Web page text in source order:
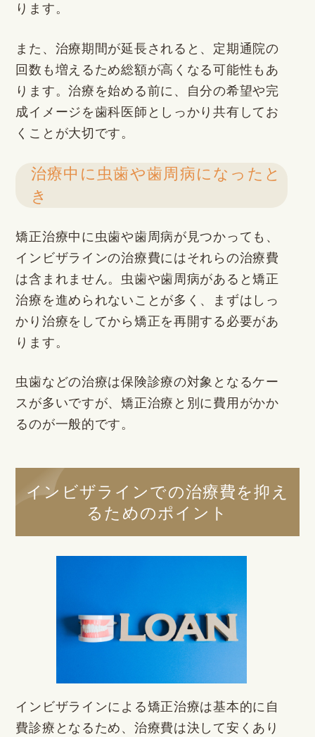
ります。
また、治療期間が延長されると、定期通院の
回数も増えるため総額が高くなる可能性もあ
ります。治療を始める前に、自分の希望や完
成イメージを歯科医師としっかり共有してお
くことが大切です。
治療中に虫歯や歯周病になったと
き
矯正治療中に虫歯や歯周病が見つかっても、
インビザラインの治療費にはそれらの治療費
は含まれません。虫歯や歯周病があると矯正
治療を進められないことが多く、まずはしっ
かり治療をしてから矯正を再開する必要があ
ります。
虫歯などの治療は保険診療の対象となるケー
スが多いですが、矯正治療と別に費用がかか
るのが一般的です。
インビザラインでの治療費を抑え
るためのポイント
インビザラインによる矯正治療は基本的に自
費診療となるため、治療費は決して安くあり